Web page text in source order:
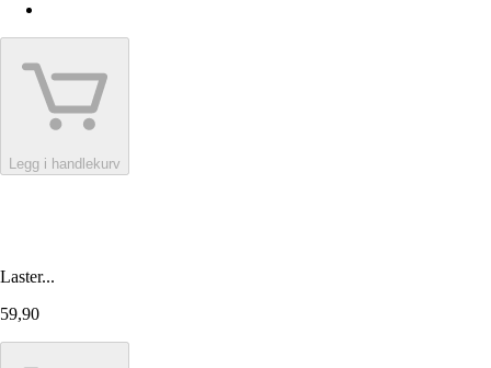
Legg i handlekurv
Laster...
59,90